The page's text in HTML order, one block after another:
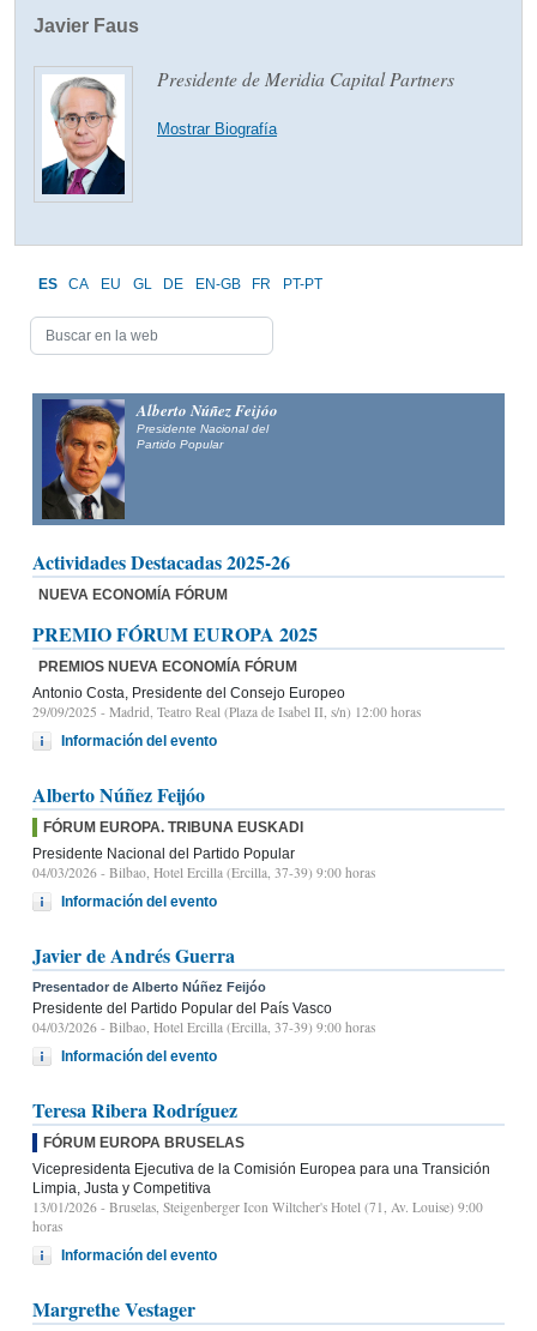
Javier Faus
Presidente de Meridia Capital Partners
Mostrar Biografía
ES CA EU GL DE EN-GB FR PT-PT
Alberto Núñez Feijóo
Presidente Nacional del
Partido Popular
Actividades Destacadas 2025-26
NUEVA ECONOMÍA FÓRUM
PREMIO FÓRUM EUROPA 2025
PREMIOS NUEVA ECONOMÍA FÓRUM
Antonio Costa, Presidente del Consejo Europeo
29/09/2025 - Madrid, Teatro Real (Plaza de Isabel II, s/n) 12:00 horas
Información del evento
Alberto Núñez Feijóo
FÓRUM EUROPA. TRIBUNA EUSKADI
Presidente Nacional del Partido Popular
04/03/2026 - Bilbao, Hotel Ercilla (Ercilla, 37-39) 9:00 horas
Información del evento
Javier de Andrés Guerra
Presentador de Alberto Núñez Feijóo
Presidente del Partido Popular del País Vasco
04/03/2026 - Bilbao, Hotel Ercilla (Ercilla, 37-39) 9:00 horas
Información del evento
Teresa Ribera Rodríguez
FÓRUM EUROPA BRUSELAS
Vicepresidenta Ejecutiva de la Comisión Europea para una Transición
Limpia, Justa y Competitiva
13/01/2026 - Bruselas, Steigenberger Icon Wiltcher's Hotel (71, Av. Louise) 9:00
horas
Información del evento
Margrethe Vestager